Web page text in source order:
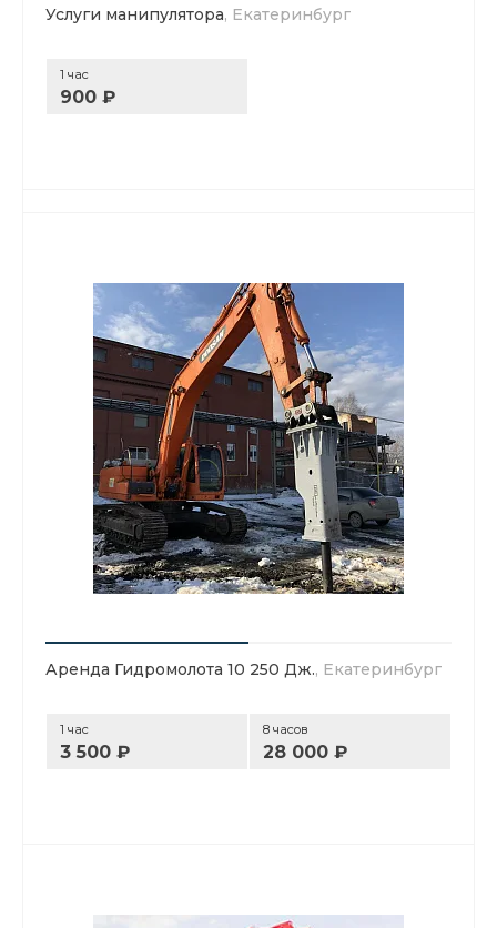
Услуги манипулятора, Екатеринбург
1 час
900 ₽
Аренда Гидромолота 10 250 Дж., Екатеринбург
1 час
3 500 ₽
8 часов
28 000 ₽